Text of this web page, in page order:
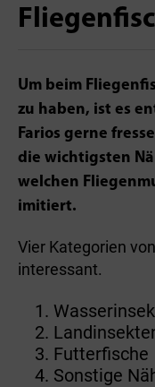
Um beim
zu haben, ist es
Farios gerne
die wichtigsten
welchen
imitiert.
Vier Kategorien
interessant.
Futterfische
Sonstige